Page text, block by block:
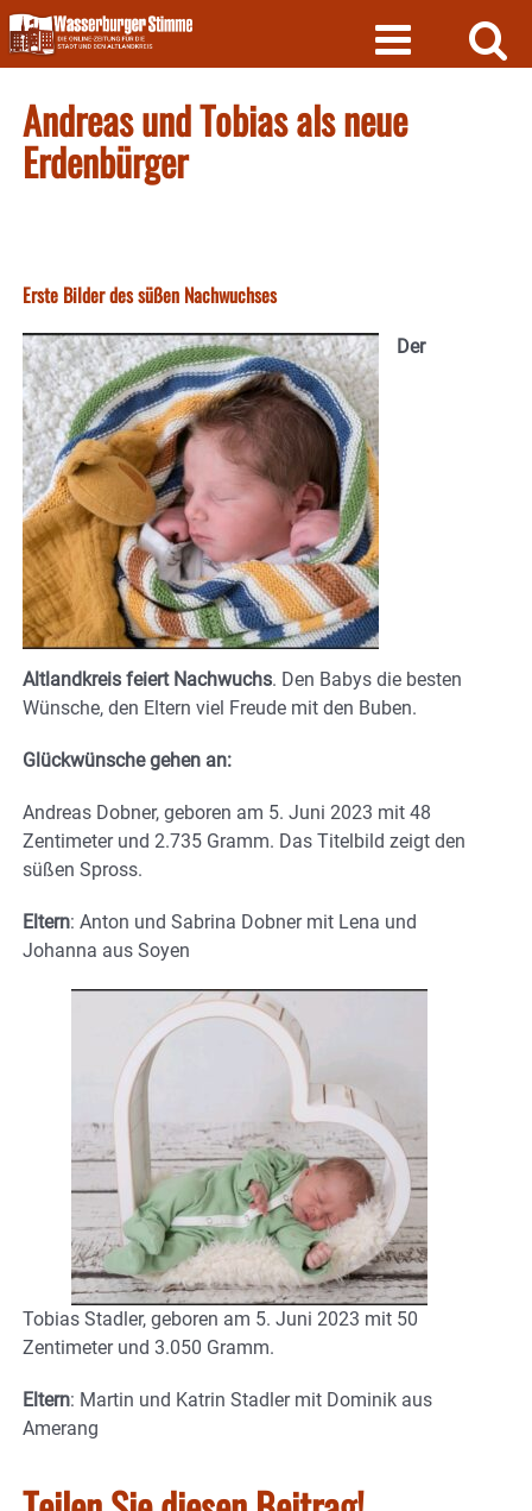
Skip
to
content
Andreas und Tobias als neue
Erdenbürger
Erste Bilder des süßen Nachwuchses
Der
Altlandkreis feiert Nachwuchs. Den Babys die besten
Wünsche, den Eltern viel Freude mit den Buben.
Glückwünsche gehen an:
Andreas Dobner, geboren am 5. Juni 2023 mit 48
Zentimeter und 2.735 Gramm. Das Titelbild zeigt den
süßen Spross.
Eltern: Anton und Sabrina Dobner mit Lena und
Johanna aus Soyen
Tobias Stadler, geboren am 5. Juni 2023 mit 50
Zentimeter und 3.050 Gramm.
Eltern: Martin und Katrin Stadler mit Dominik aus
Amerang